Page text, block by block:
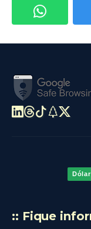
Dólar
:: Fique